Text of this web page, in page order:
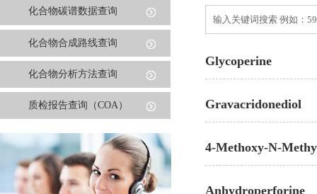
化合物碳谱数据查询
化合物合成路线查询
化合物分析方法查询
质检报告查询（COA）
Glycoperine
Gravacridonediol
4-Methoxy-N-
Anhydroperforine